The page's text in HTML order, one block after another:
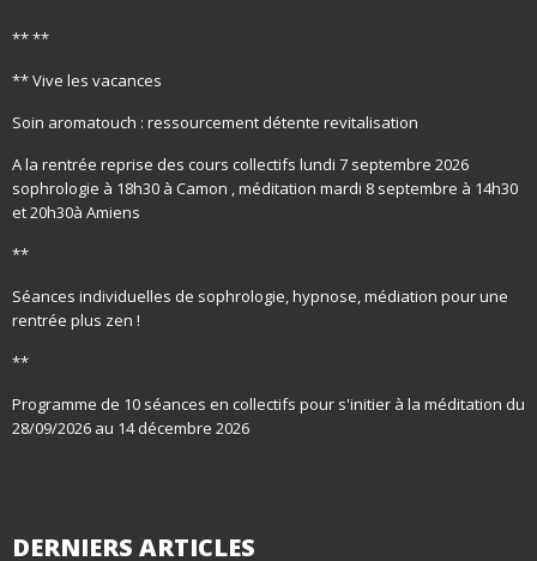
** **
** Vive les vacances
Soin aromatouch : ressourcement détente revitalisation
A la rentrée reprise des cours collectifs lundi 7 septembre 2026
sophrologie à 18h30 à Camon , méditation mardi 8 septembre à 14h30
et 20h30à Amiens
**
Séances individuelles de sophrologie, hypnose, médiation pour une
rentrée plus zen !
**
Programme de 10 séances en collectifs pour s'initier à la méditation du
28/09/2026 au 14 décembre 2026
DERNIERS ARTICLES